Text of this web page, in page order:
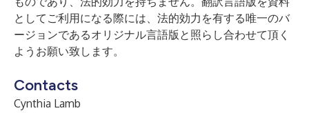
としてご利用になる際には、法的効力を有する唯一のバ
ージョンであるオリジナル言語版と照らし合わせて頂く
ようお願い致します。
Contacts
Cynthia Lamb